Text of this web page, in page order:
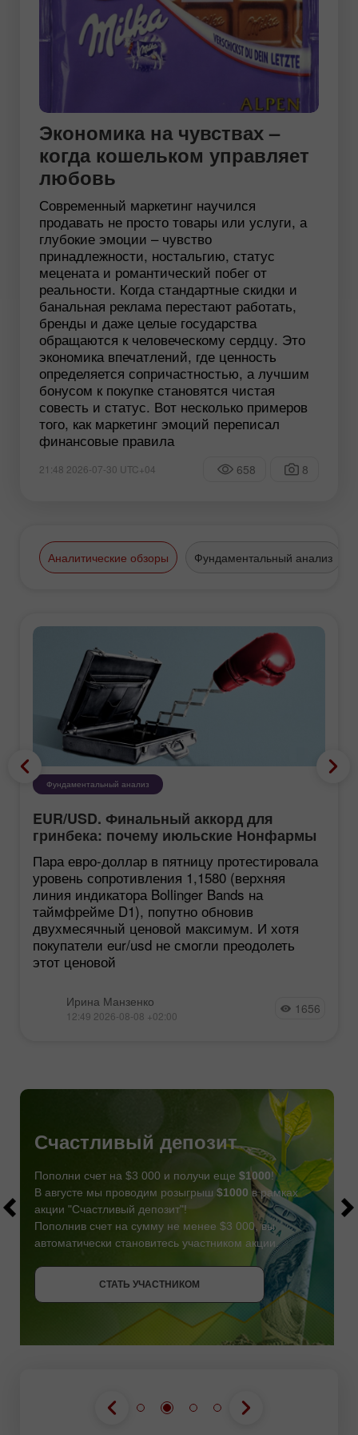
Экономика на чувствах –
когда кошельком управляет
любовь
Современный маркетинг научился
продавать не просто товары или услуги, а
глубокие эмоции – чувство
принадлежности, ностальгию, статус
мецената и романтический побег от
реальности. Когда стандартные скидки и
банальная реклама перестают работать,
бренды и даже целые государства
обращаются к человеческому сердцу. Это
экономика впечатлений, где ценность
определяется сопричастностью, а лучшим
бонусом к покупке становятся чистая
совесть и статус. Вот несколько примеров
того, как маркетинг эмоций переписал
финансовые правила
21:48 2026-07-30 UTC+04 658 8
Аналитические обзоры Фундаментальный анализ
Фундаментальный анализ
EUR/USD. Финальный аккорд для
гринбека: почему июльские Нонфармы
еще хуже, чем кажутся
Пара евро-доллар в пятницу протестировала
уровень сопротивления 1,1580 (верхняя
линия индикатора Bollinger Bands на
таймфрейме D1), попутно обновив
двухмесячный ценовой максимум. И хотя
покупатели eur/usd не смогли преодолеть
этот ценовой
Ирина Манзенко
12:49 2026-08-08 +02:00 1656
СТАТЬ УЧАСТНИКОМ
Счастливый депозит
Пополни счет на $3 000 и получи еще $1000!
В августе мы проводим розыгрыш $1000 в рамках
акции "Счастливый депозит"!
Пополнив счет на сумму не менее $3 000, вы
автоматически становитесь участником акции.
СТАТЬ УЧАСТНИКОМ
ПОЛУЧИТЬ БОНУС